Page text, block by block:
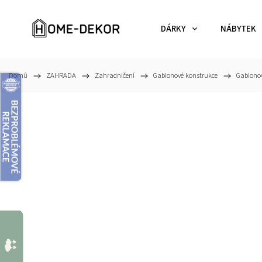
DÁRKY NÁBYTEK
Domů / ZAHRADA / Zahradničení / Gabionové konstrukce /